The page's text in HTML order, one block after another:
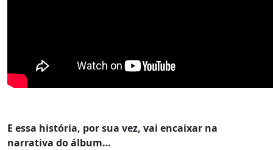
E essa história, por sua vez, vai encaixar na
narrativa do álbum…